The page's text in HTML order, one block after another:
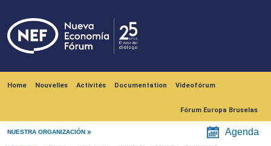
Home Nouvelles Activités Documentation Videofórum
Fórum Europa Bruselas
NUESTRA ORGANIZACIÓN Agenda
Menú noticias